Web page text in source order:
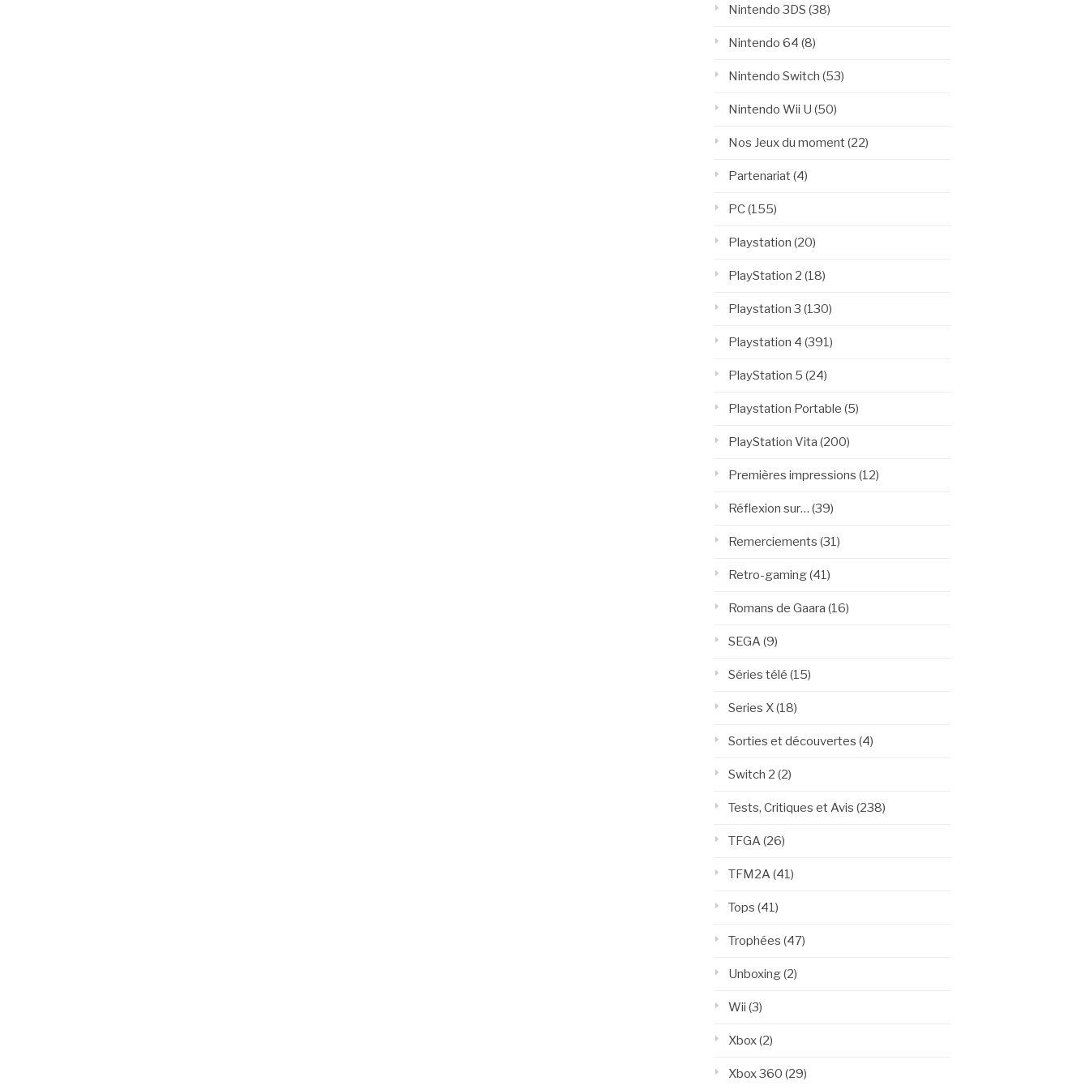
Nintendo 3DS (38)
Nintendo 64 (8)
Nintendo Switch (53)
Nintendo Wii U (50)
Nos Jeux du moment(22)
Partenariat(4)
PC(155)
Playstation (20)
PlayStation 2 (18)
Playstation 3 (130)
Playstation 4 (391)
PlayStation 5 (24)
Playstation Portable (5)
PlayStation Vita (200)
Premières impressions (12)
Réflexion sur… (39)
Remerciements (31)
Retro-gaming(41)
Romans de Gaara (16)
SEGA (9)
Séries télé (15)
Series X(18)
Sorties et découvertes (4)
Switch 2 (2)
Tests, Critiques et Avis (238)
TFGA (26)
TFM2A (41)
Tops (41)
Trophées (47)
Unboxing(2)
Wii (3)
Xbox(2)
Xbox 360 (29)